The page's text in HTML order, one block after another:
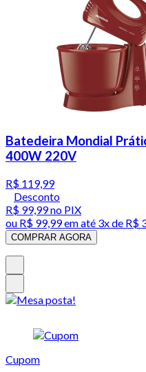
Batedeira Mondial
400W 220V
R$ 119,99
Desconto
R$ 99,99no PIX
ou R$ 99,99em até 3x de R$
COMPRAR AGORA
Cupom